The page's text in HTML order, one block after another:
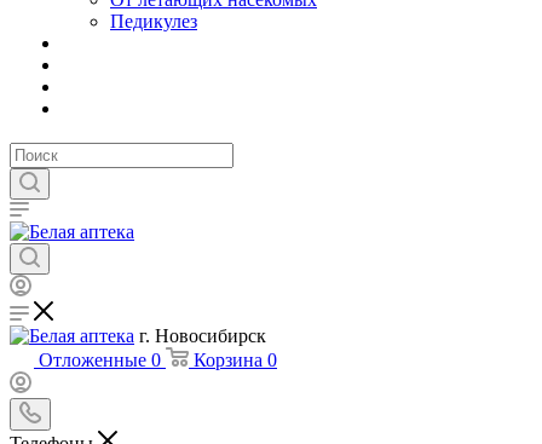
Педикулез
г. Новосибирск
Отложенные 0 Корзина 0